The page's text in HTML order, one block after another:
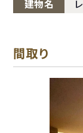
建物名
間取り